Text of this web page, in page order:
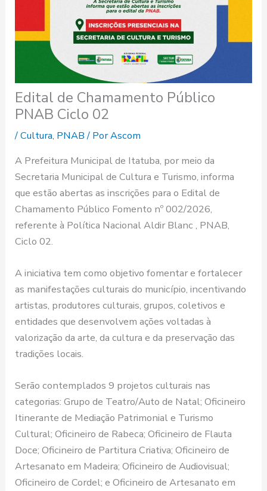
Edital de Chamamento Público
PNAB Ciclo 02
/Cultura, PNAB/ PorAscom
A Prefeitura Municipal de Itatuba, por meio da
Secretaria Municipal de Cultura e Turismo, informa
que estão abertas as inscrições para o Edital de
Chamamento Público Fomento nº 002/2026,
referente à Política Nacional Aldir Blanc , PNAB,
Ciclo 02.
A iniciativa tem como objetivo fomentar e fortalecer
as manifestações culturais do município, incentivando
artistas, produtores culturais, grupos, coletivos e
entidades que desenvolvem ações voltadas à
valorização da arte, da cultura e da preservação das
tradições locais.
Serão contemplados 9 projetos culturais nas
categorias: Grupo de Teatro/Auto de Natal; Oficineiro
Itinerante de Mediação Patrimonial e Turismo
Cultural; Oficineiro de Rabeca; Oficineiro de Flauta
Doce; Oficineiro de Partitura Criativa; Oficineiro de
Artesanato em Madeira; Oficineiro de Audiovisual;
Oficineiro de Cordel; e Oficineiro de Artesanato em